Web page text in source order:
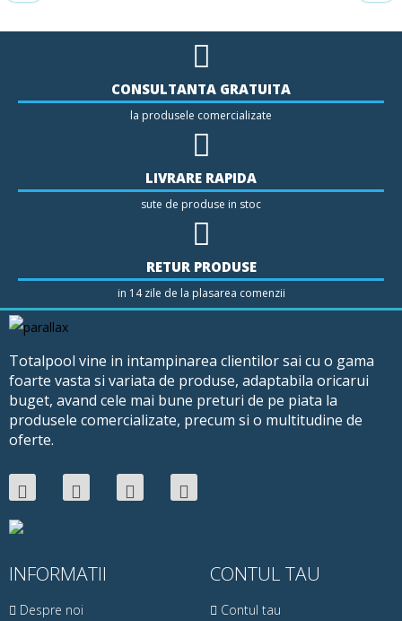
CONSULTANTA GRATUITA
la produsele comercializate
LIVRARE RAPIDA
sute de produse in stoc
RETUR PRODUSE
in 14 zile de la plasarea comenzii
Totalpool vine in intampinarea clientilor sai cu o gama
foarte vasta si variata de produse, adaptabila oricarui
buget, avand cele mai bune preturi de pe piata la
produsele comercializate, precum si o multitudine de
oferte.
INFORMATII
Despre noi
CONTUL TAU
Contul tau